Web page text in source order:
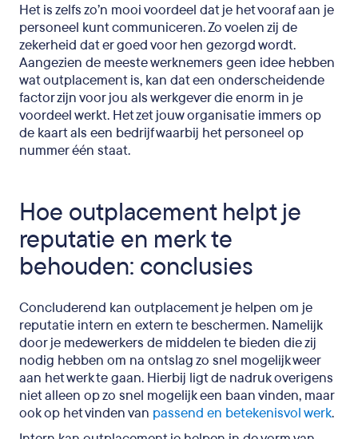
Het is zelfs zo’n mooi voordeel dat je het vooraf aan je
personeel kunt communiceren. Zo voelen zij de
zekerheid dat er goed voor hen gezorgd wordt.
Aangezien de meeste werknemers geen idee hebben
wat outplacement is, kan dat een onderscheidende
factor zijn voor jou als werkgever die enorm in je
voordeel werkt. Het zet jouw organisatie immers op
de kaart als een bedrijf waarbij het personeel op
nummer één staat.
Hoe outplacement helpt je
reputatie en merk te
behouden: conclusies
Concluderend kan outplacement je helpen om je
reputatie intern en extern te beschermen. Namelijk
door je medewerkers de middelen te bieden die zij
nodig hebben om na ontslag zo snel mogelijk weer
aan het werk te gaan. Hierbij ligt de nadruk overigens
niet alleen op zo snel mogelijk een baan vinden, maar
ook op het vinden van passend en betekenisvol werk.